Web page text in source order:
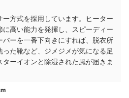
方式を採用しています。ヒーター
高い能力を発揮し、スピーディー
ーを一番下向きにすれば、脱衣所
た靴など、ジメジメが気になる足
ーイオンと除湿された風が届きま